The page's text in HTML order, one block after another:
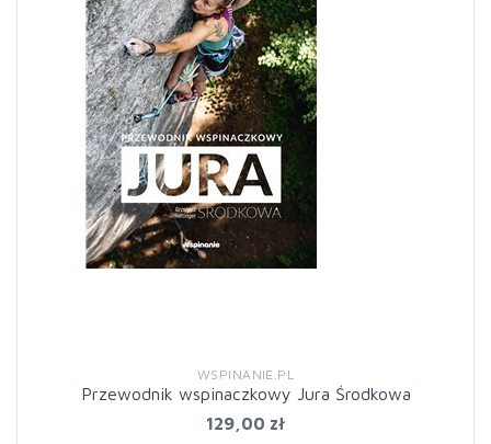
WSPINANIE.PL
Przewodnik wspinaczkowy Jura Środkowa
129,00 zł